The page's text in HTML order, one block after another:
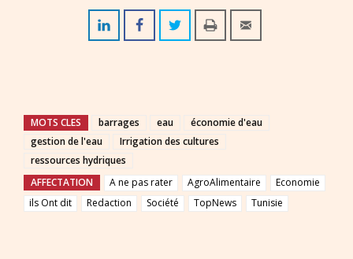
MOTS CLES barrages eau
économie d'eau
gestion de l'eau
Irrigation des cultures
ressources hydriques
AFFECTATION
A ne pas rater AgroAlimentaire
Economie
ils Ont dit
Redaction Société TopNews Tunisie